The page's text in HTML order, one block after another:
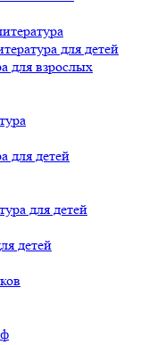
для детей
для взрослых
для детей
для детей
детей